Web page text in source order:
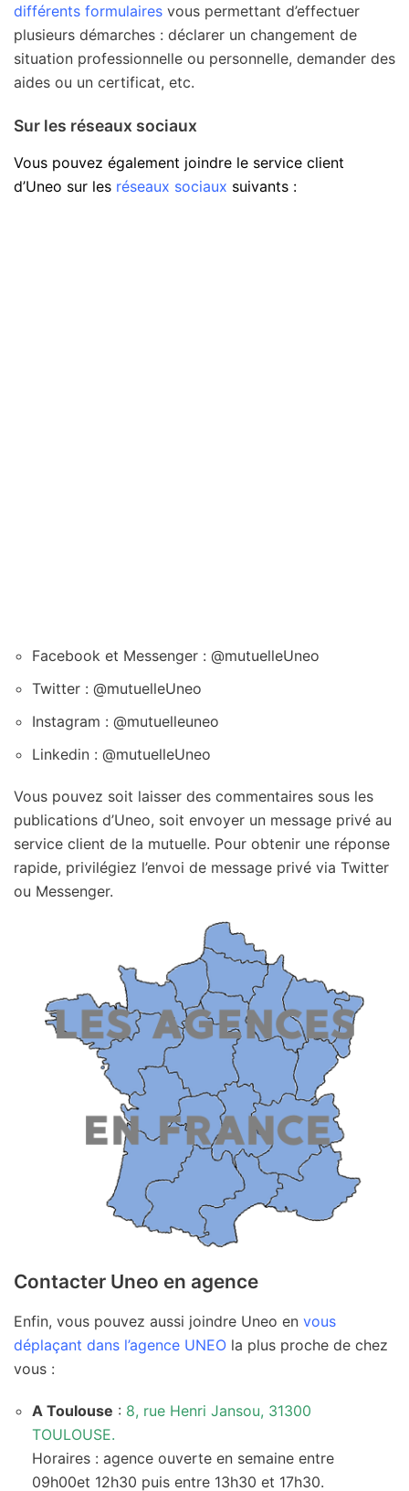
différents formulaires vous permettant d’effectuer
plusieurs démarches : déclarer un changement de
situation professionnelle ou personnelle, demander des
aides ou un certificat, etc.
Sur les réseaux sociaux
Vous pouvez également joindre le service client
d’Uneo sur les réseaux sociaux suivants :
Facebook et Messenger : @mutuelleUneo
Twitter : @mutuelleUneo
Instagram : @mutuelleuneo
Linkedin : @mutuelleUneo
Vous pouvez soit laisser des commentaires sous les
publications d’Uneo, soit envoyer un message privé au
service client de la mutuelle. Pour obtenir une réponse
rapide, privilégiez l’envoi de message privé via Twitter
ou Messenger.
Contacter Uneo en agence
Enfin, vous pouvez aussi joindre Uneo en vous
déplaçant dans l’agence UNEO la plus proche de chez
vous :
A Toulouse : 8, rue Henri Jansou, 31300
TOULOUSE.
Horaires : agence ouverte en semaine entre
09h00et 12h30 puis entre 13h30 et 17h30.